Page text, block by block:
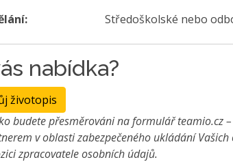
Středoškolské nebo
nabídka?
životopis
budete přesměrováni na formulář teamio.cz
v oblasti zabezpečeného ukládání
zpracovatele osobních údajů.